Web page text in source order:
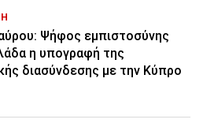
Ψήφος εμπιστοσύνης
η υπογραφή της
διασύνδεσης με την Κύπρο